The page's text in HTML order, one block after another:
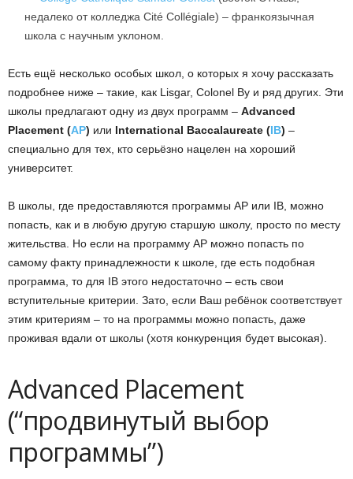
недалеко от колледжа Cité Collégiale) – франкоязычная
школа с научным уклоном.
Есть ещё несколько особых школ, о которых я хочу рассказать
подробнее ниже – такие, как Lisgar, Colonel By и ряд других. Эти
школы предлагают одну из двух программ – Advanced
Placement (AP) или International Baccalaureate (IB) –
специально для тех, кто серьёзно нацелен на хороший
университет.
В школы, где предоставляются программы AP или IB, можно
попасть, как и в любую другую старшую школу, просто по месту
жительства. Но если на программу AP можно попасть по
самому факту принадлежности к школе, где есть подобная
программа, то для IB этого недостаточно – есть свои
вступительные критерии. Зато, если Ваш ребёнок соответствует
этим критериям – то на программы можно попасть, даже
проживая вдали от школы (хотя конкуренция будет высокая).
Advanced Placement
(“продвинутый выбор
программы”)